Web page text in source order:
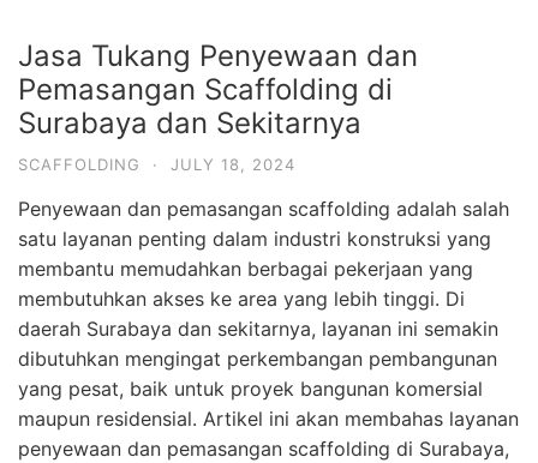
Jasa Tukang Penyewaan dan
Pemasangan Scaffolding di
Surabaya dan Sekitarnya
SCAFFOLDING · JULY 18, 2024
Penyewaan dan pemasangan scaffolding adalah salah
satu layanan penting dalam industri konstruksi yang
membantu memudahkan berbagai pekerjaan yang
membutuhkan akses ke area yang lebih tinggi. Di
daerah Surabaya dan sekitarnya, layanan ini semakin
dibutuhkan mengingat perkembangan pembangunan
yang pesat, baik untuk proyek bangunan komersial
maupun residensial. Artikel ini akan membahas layanan
penyewaan dan pemasangan scaffolding di Surabaya,